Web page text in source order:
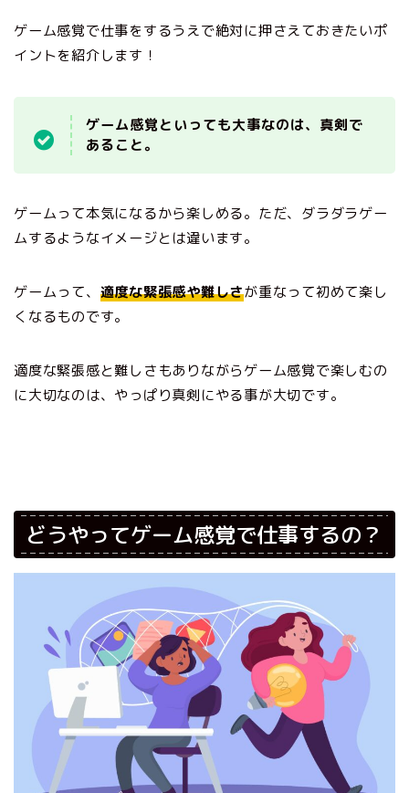
ゲーム感覚で仕事をするうえで絶対に押さえておきたいポ
イントを紹介します！
ゲーム感覚といっても大事なのは、真剣で
あること。
ゲームって本気になるから楽しめる。ただ、ダラダラゲー
ムするようなイメージとは違います。
ゲームって、 適度な緊張感や難しさが重なって初めて楽し
くなるものです。
適度な緊張感と難しさもありながらゲーム感覚で楽しむの
に大切なのは、やっぱり真剣にやる事が大切です。
どうやってゲーム感覚で仕事するの？